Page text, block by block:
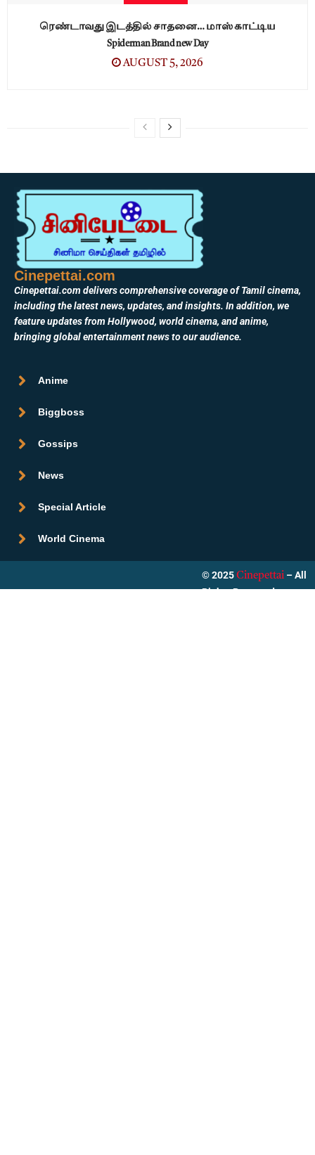
ரெண்டாவது இடத்தில் சாதனை… மாஸ் காட்டிய
Spiderman Brand new Day
AUGUST 5, 2026
Cinepettai.com
Cinepettai.com delivers comprehensive coverage of Tamil cinema,
including the latest news, updates, and insights. In addition, we
feature updates from Hollywood, world cinema, and anime,
bringing global entertainment news to our audience.
Anime
Biggboss
Gossips
News
Special Article
World Cinema
© 2025 Cinepettai – All
Rights Reserved